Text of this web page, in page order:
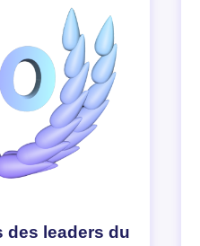
des leaders du